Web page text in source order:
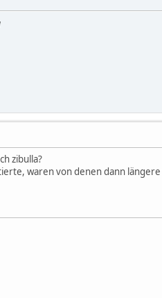
zibulla?
waren von denen dann